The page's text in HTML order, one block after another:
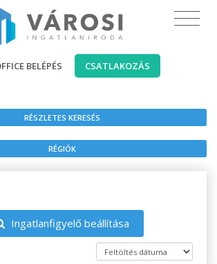
BELÉPÉS CSATLAKOZÁS
RÉSZLETES KERESÉS
RÉGIÓK
Ingatlanfigyelő beállítása